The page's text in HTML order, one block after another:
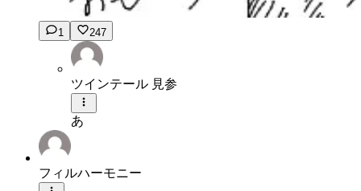
1 247
ツインテール 見参
あ
フィルハーモニー